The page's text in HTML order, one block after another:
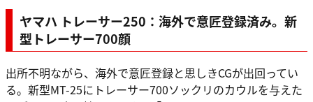
ヤマハ トレーサー250：海外で意匠登録済み。新
型トレーサー700顔
出所不明ながら、海外で意匠登録と思しきCGが出回ってい
る。新型MT-25にトレーサー700ソックリのカウルを与えた